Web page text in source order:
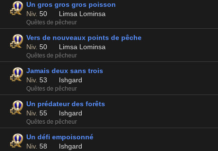
Un gros gros gros poisson
Niv. 50 Limsa Lominsa
Quêtes de pêcheur
Vers de nouveaux points de pêche
Niv. 50 Limsa Lominsa
Quêtes de pêcheur
Jamais deux sans trois
Niv. 53 Ishgard
Quêtes de pêcheur
Un prédateur des forêts
Niv. 55 Ishgard
Quêtes de pêcheur
Un défi empoisonné
Niv. 58 Ishgard